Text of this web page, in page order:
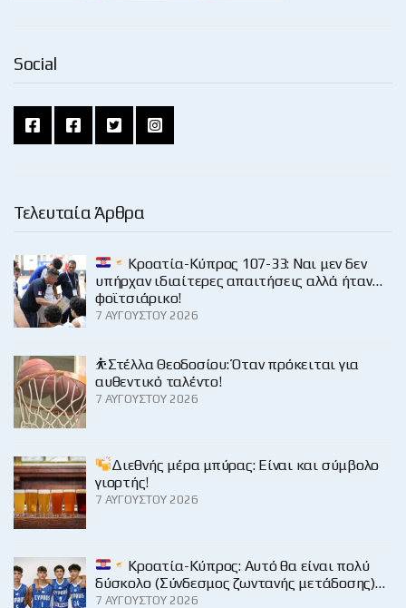
Social
Τελευταία Άρθρα
Κροατία-Κύπρος 107-33: Ναι μεν δεν
υπήρχαν ιδιαίτερες απαιτήσεις αλλά ήταν…
φοϊτσιάρικο!
7 ΑΥΓΟΎΣΤΟΥ 2026
⛹️Στέλλα Θεοδοσίου: Όταν πρόκειται για
αυθεντικό ταλέντο!
7 ΑΥΓΟΎΣΤΟΥ 2026
Διεθνής μέρα μπύρας: Είναι και σύμβολο
γιορτής!
7 ΑΥΓΟΎΣΤΟΥ 2026
Κροατία-Κύπρος: Αυτό θα είναι πολύ
δύσκολο (Σύνδεσμος ζωντανής μετάδοσης)…
7 ΑΥΓΟΎΣΤΟΥ 2026